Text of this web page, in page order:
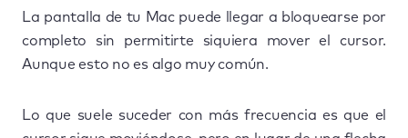
La pantalla de tu Mac puede llegar a bloquearse por
completo sin permitirte siquiera mover el cursor.
Aunque esto no es algo muy común.
Lo que suele suceder con más frecuencia es que el